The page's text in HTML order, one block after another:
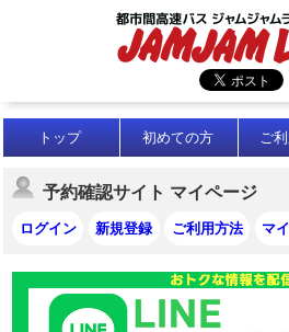
トップ 初めての方 ご
予約確認サイト マイページ
ログイン 新規登録 ご利用方法 マ